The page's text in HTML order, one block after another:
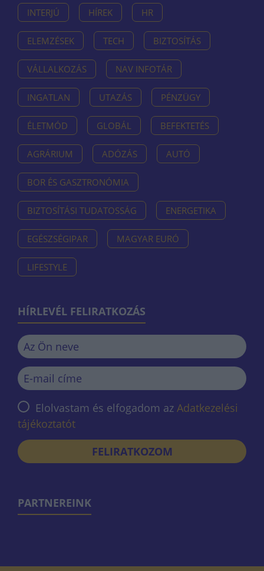
INTERJÚ HÍREK HR
ELEMZÉSEK TECH BIZTOSÍTÁS
VÁLLALKOZÁS NAV INFOTÁR
INGATLAN UTAZÁS PÉNZÜGY
ÉLETMÓD GLOBÁL BEFEKTETÉS
AGRÁRIUM ADÓZÁS AUTÓ
BOR ÉS GASZTRONÓMIA
BIZTOSÍTÁSI TUDATOSSÁG ENERGETIKA
EGÉSZSÉGIPAR MAGYAR EURÓ
LIFESTYLE
HÍRLEVÉL FELIRATKOZÁS
Elolvastam és elfogadom az Adatkezelési
tájékoztatót
FELIRATKOZOM
PARTNEREINK